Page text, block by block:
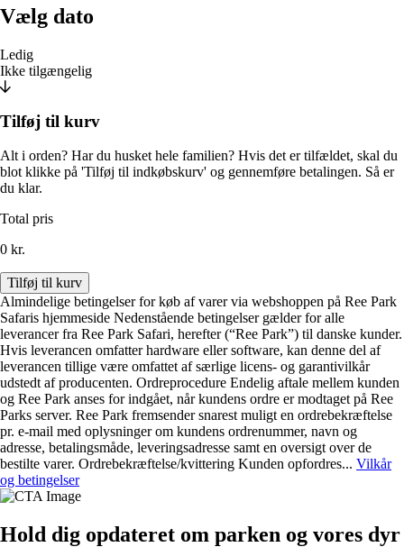
Vælg dato
Ledig
Ikke tilgængelig
Tilføj til kurv
Alt i orden? Har du husket hele familien? Hvis det er tilfældet, skal du
blot klikke på 'Tilføj til indkøbskurv' og gennemføre betalingen. Så er
du klar.
Total pris
0 kr.
Tilføj til kurv
Almindelige betingelser for køb af varer via webshoppen på Ree Park
Safaris hjemmeside Nedenstående betingelser gælder for alle
leverancer fra Ree Park Safari, herefter (“Ree Park”) til danske kunder.
Hvis leverancen omfatter hardware eller software, kan denne del af
leverancen tillige være omfattet af særlige licens- og garantivilkår
udstedt af producenten. Ordreprocedure Endelig aftale mellem kunden
og Ree Park anses for indgået, når kundens ordre er modtaget på Ree
Parks server. Ree Park fremsender snarest muligt en ordrebekræftelse
pr. e-mail med oplysninger om kundens ordrenummer, navn og
adresse, betalingsmåde, leveringsadresse samt en oversigt over de
bestilte varer. Ordrebekræftelse/kvittering Kunden opfordres... Vilkår
og betingelser
Hold dig opdateret om parken og vores dyr